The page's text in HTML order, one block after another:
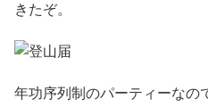
きたぞ。
年功序列制のパーティーなの